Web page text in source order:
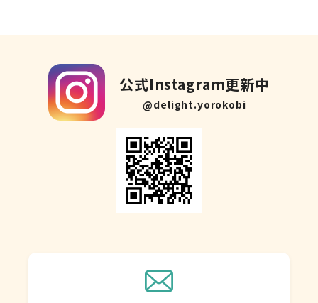
公式Instagram更新中
@delight.yorokobi